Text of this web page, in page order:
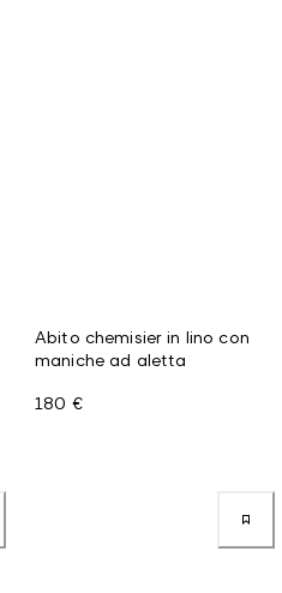
Abito chemisier in lino con
maniche ad aletta
180 €